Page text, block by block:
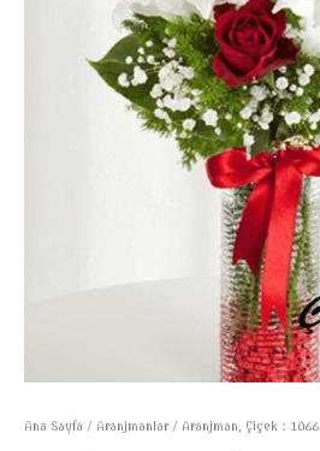
Ana Sayfa / Aranjmanlar/ Aranjman, Çiçek : 1066